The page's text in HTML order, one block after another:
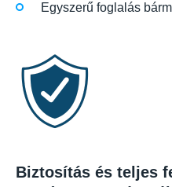
Egyszerű foglalás
Biztosítás és teljes